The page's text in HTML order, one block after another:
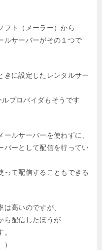
フト（メーラー）から
ルサーバーがその１つで
きに設定したレンタルサー
プロバイダもそうです
ルサーバーを使わずに、
バーとして配信を行ってい
って配信することもできる
高いのですが、
ら配信したほうが